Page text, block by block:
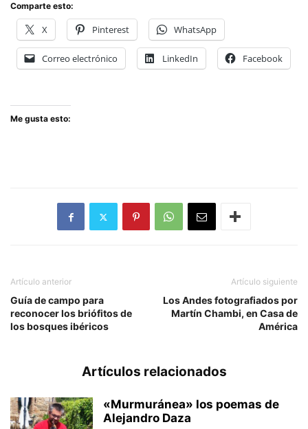
Comparte esto:
X Pinterest WhatsApp
Correo electrónico LinkedIn Facebook
Me gusta esto:
Artículo anterior
Guía de campo para
reconocer los briófitos de
los bosques ibéricos
Artículo siguiente
Los Andes fotografiados por
Martín Chambi, en Casa de
América
Artículos relacionados
«Murmuránea» los poemas de
Alejandro Daza